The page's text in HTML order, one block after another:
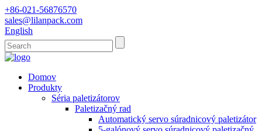
+86-021-56876570
sales@lilanpack.com
English
Domov
Produkty
Séria paletizátorov
Paletizačný rad
Automatický servo súradnicový paletizátor